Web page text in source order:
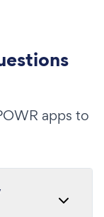
apps to